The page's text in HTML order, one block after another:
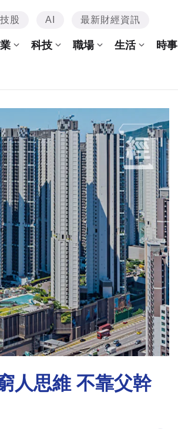
股 AI 最新財經資訊
科技 職場 生活 時事
人思維 不靠父幹